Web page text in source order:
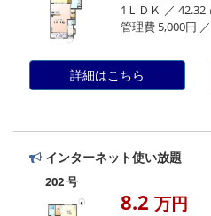
1ＬＤＫ ／ 42.32
管理費 5,000円
詳細はこちら
インターネット使い放題
202 号
8.2 万円